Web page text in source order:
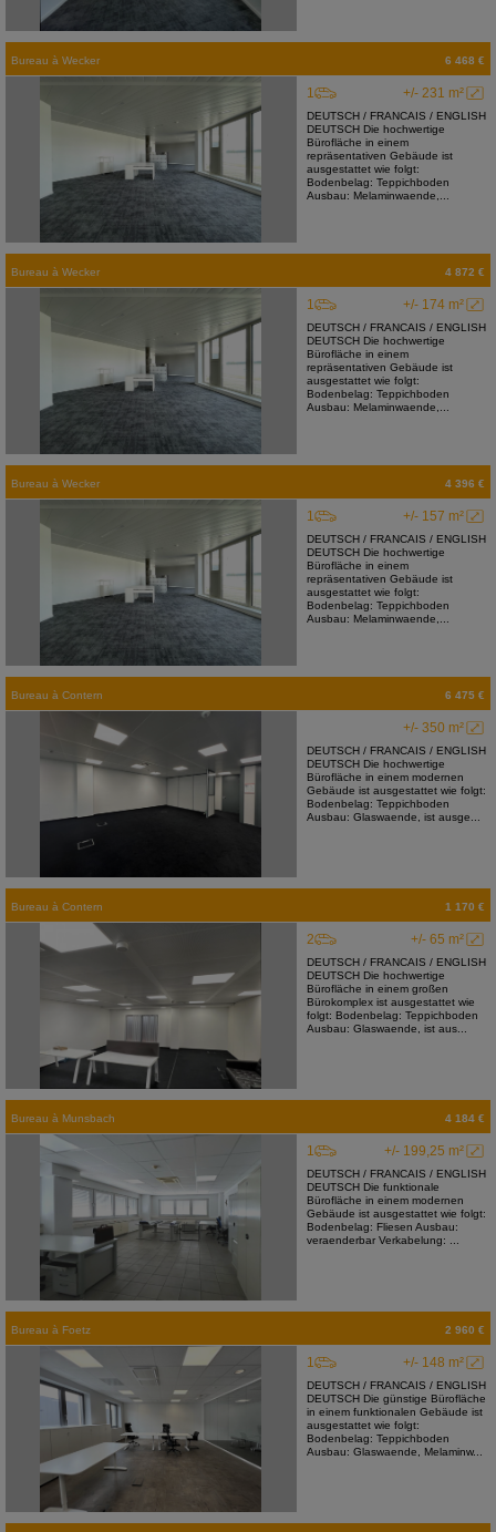
Bureau à Wecker 6 468 €
+/- 231 m²
1
DEUTSCH / FRANCAIS / ENGLISH
DEUTSCH Die hochwertige
Bürofläche in einem
repräsentativen Gebäude ist
ausgestattet wie folgt:
Bodenbelag: Teppichboden
Ausbau: Melaminwaende,...
Bureau à Wecker 4 872 €
+/- 174 m²
1
DEUTSCH / FRANCAIS / ENGLISH
DEUTSCH Die hochwertige
Bürofläche in einem
repräsentativen Gebäude ist
ausgestattet wie folgt:
Bodenbelag: Teppichboden
Ausbau: Melaminwaende,...
Bureau à Wecker 4 396 €
+/- 157 m²
1
DEUTSCH / FRANCAIS / ENGLISH
DEUTSCH Die hochwertige
Bürofläche in einem
repräsentativen Gebäude ist
ausgestattet wie folgt:
Bodenbelag: Teppichboden
Ausbau: Melaminwaende,...
Bureau à Contern 6 475 €
+/- 350 m²
DEUTSCH / FRANCAIS / ENGLISH
DEUTSCH Die hochwertige
Bürofläche in einem modernen
Gebäude ist ausgestattet wie folgt:
Bodenbelag: Teppichboden
Ausbau: Glaswaende, ist ausge...
Bureau à Contern 1 170 €
+/- 65 m²
2
DEUTSCH / FRANCAIS / ENGLISH
DEUTSCH Die hochwertige
Bürofläche in einem großen
Bürokomplex ist ausgestattet wie
folgt: Bodenbelag: Teppichboden
Ausbau: Glaswaende, ist aus...
Bureau à Munsbach 4 184 €
+/- 199,25 m²
1
DEUTSCH / FRANCAIS / ENGLISH
DEUTSCH Die funktionale
Bürofläche in einem modernen
Gebäude ist ausgestattet wie folgt:
Bodenbelag: Fliesen Ausbau:
veraenderbar Verkabelung: ...
Bureau à Foetz 2 960 €
+/- 148 m²
1
DEUTSCH / FRANCAIS / ENGLISH
DEUTSCH Die günstige Bürofläche
in einem funktionalen Gebäude ist
ausgestattet wie folgt:
Bodenbelag: Teppichboden
Ausbau: Glaswaende, Melaminw...